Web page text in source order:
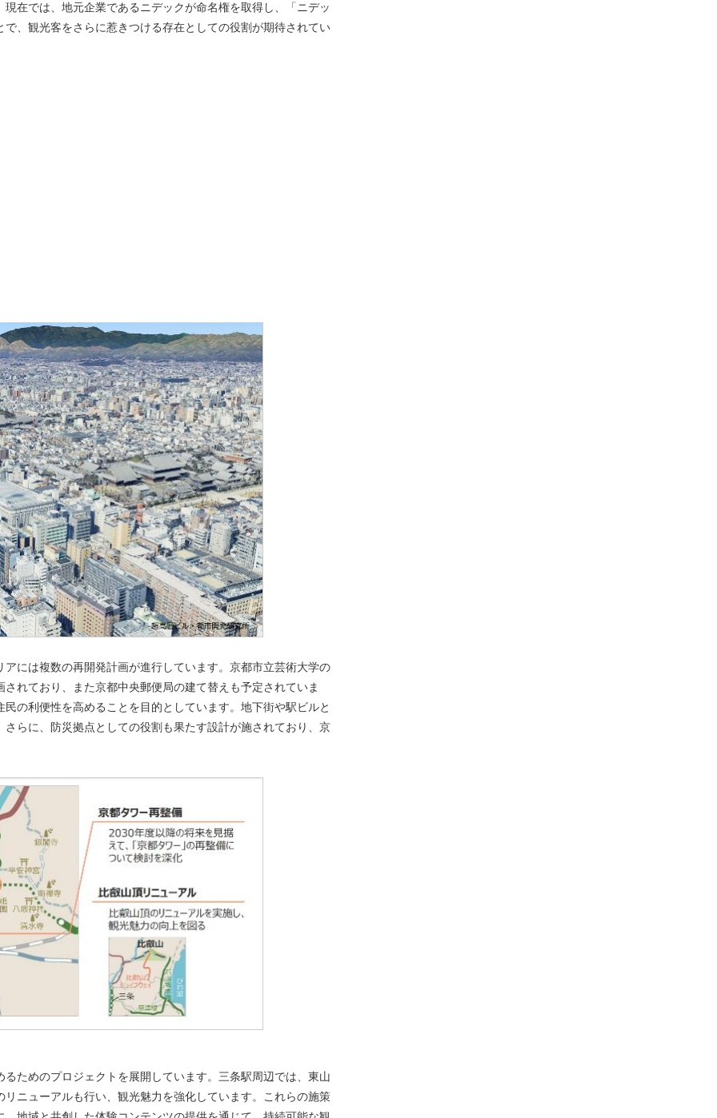
在では、地元企業であるニデックが命名権を取得し、「ニデッ
、観光客をさらに惹きつける存在としての役割が期待されてい
には複数の再開発計画が進行しています。京都市立芸術大学の
れており、また京都中央郵便局の建て替えも予定されていま
の利便性を高めることを目的としています。地下街や駅ビルと
らに、防災拠点としての役割も果たす設計が施されており、京
ためのプロジェクトを展開しています。三条駅周辺では、東山
ニューアルも行い、観光魅力を強化しています。これらの施策